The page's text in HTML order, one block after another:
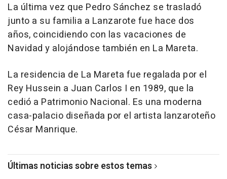
La última vez que Pedro Sánchez se trasladó
junto a su familia a Lanzarote fue hace dos
años, coincidiendo con las vacaciones de
Navidad y alojándose también en La Mareta.
La residencia de La Mareta fue regalada por el
Rey Hussein a Juan Carlos I en 1989, que la
cedió a Patrimonio Nacional. Es una moderna
casa-palacio diseñada por el artista lanzaroteño
César Manrique.
Últimas noticias sobre estos temas